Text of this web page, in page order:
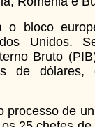
o bloco
Unidos.
Bruto
de dólares,
processo de